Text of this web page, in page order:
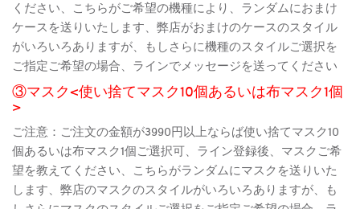
ください、こちらがご希望の機種により、ランダムにおまけ
ケースを送りいたします、弊店がおまけのケースのスタイル
がいろいろありますが、もしさらに機種のスタイルご選択を
ご指定ご希望の場合、ラインでメッセージを送ってください
③マスク<使い捨てマスク10個あるいは布マスク1個
>
ご注意：ご注文の金額が3990円以上ならば使い捨てマスク10
個あるいは布マスク1個ご選択可、ライン登録後、マスクご希
望を教えてください、こちらがランダムにマスクを送りいた
します、弊店のマスクのスタイルがいろいろありますが、も